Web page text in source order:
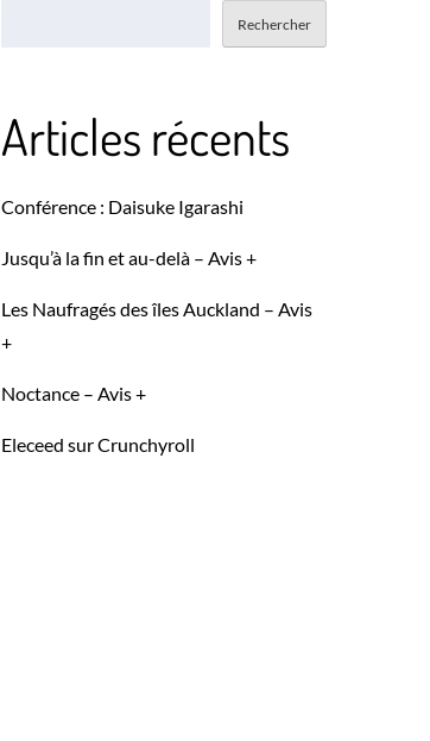
Rechercher
Articles récents
Conférence : Daisuke Igarashi
Jusqu’à la fin et au-delà – Avis +
Les Naufragés des îles Auckland – Avis
+
Noctance – Avis +
Eleceed sur Crunchyroll